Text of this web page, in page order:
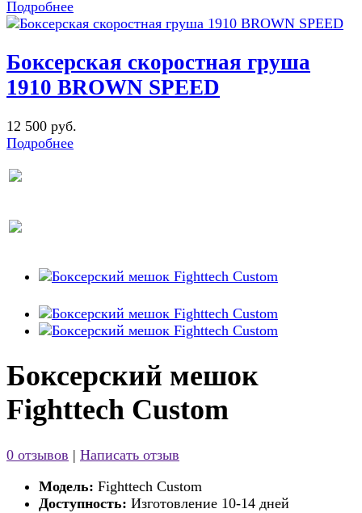
Подробнее
Боксерская скоростная груша
1910 BROWN SPEED
12 500 руб.
Подробнее
Боксерский мешок
Fighttech Custom
0 отзывов | Написать отзыв
Модель: Fighttech Custom
Доступность: Изготовление 10-14 дней